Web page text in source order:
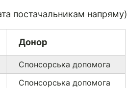
постачальникам напряму)
Донор
Спонсорська допомога
Спонсорська допомога